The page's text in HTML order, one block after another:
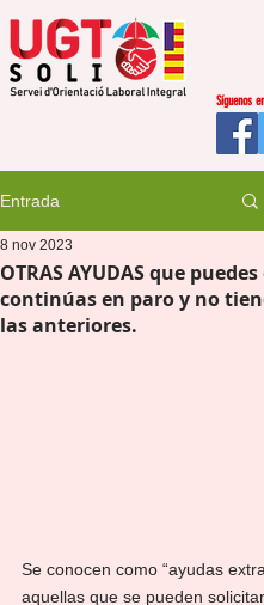
Síguenos
Entrada
OTRAS AYUDAS que
continúas en paro y no
las anteriores.
8 nov 2023
Se conocen como “ayudas
aquellas que se pueden